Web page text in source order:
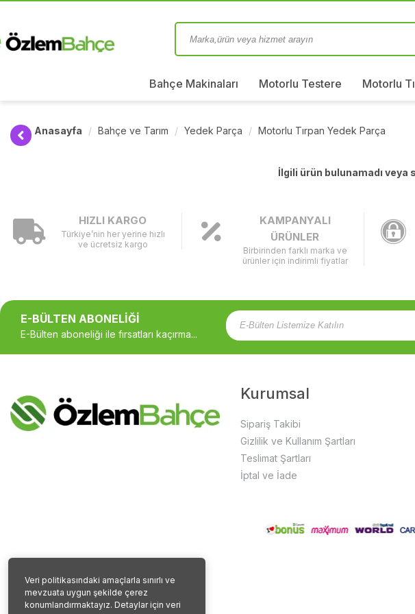
Veri politikasındaki amaçlarla sınırlı ve
mevzuata uygun şekilde çerez
konumlandırmaktayız. Detaylar için veri
Bahçe Makinaları Motorlu Testere Motorlu
Anasayfa Bahçe ve Tarım Yedek Parça Motorlu Tırpan Yedek Parça
İlgili ürün bulunamadı veya
HIZLI KARGO
Türkiye’nin her yerine hızlı
ve ücretsiz kargo
KAMPANYALI
ÜRÜNLER
Birbirinden farklı marka ve
ürünler için indirimli fiyatlar
E-BÜLTEN ABONELİĞİ
E-Bülten aboneliği ile fırsatları kaçırma...
Kurumsal
Sipariş Takibi
Gizlilik ve Kullanım Şartları
Teslimat Şartları
İptal ve İade